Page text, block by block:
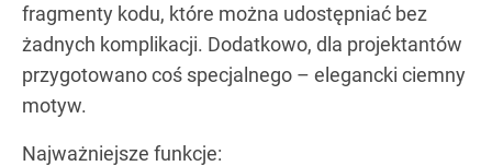
fragmenty kodu, które można udostępniać bez
żadnych komplikacji. Dodatkowo, dla projektantów
przygotowano coś specjalnego – elegancki ciemny
motyw.
Najważniejsze funkcje: